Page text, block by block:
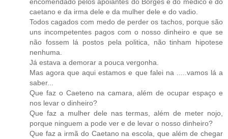
encomendado pelos apoiantes do Borges e do médico e do
caetano e da irma dele e da mulher dele e do vadio.
Todos cagados com medo de perder os tachos, porque são
uns incompetentes pagos com o nosso dinheiro e que se
não fossem lá postos pela politica, não tinham hipotese
nenhuma.
Já estava a demorar a pouca vergonha.
Mas agora que aqui estamos e que falei na .....vamos lá a
saber...
Que faz o Caeteno na camara, além de ocupar espaço e
nos levar o dinheiro?
Que faz a mulher dele nas termas, além de meter nojo,
porque ninguem a pode ver e de levar o nosso dinheiro?
Que faz a irmã do Caetano na escola, que além de chegar